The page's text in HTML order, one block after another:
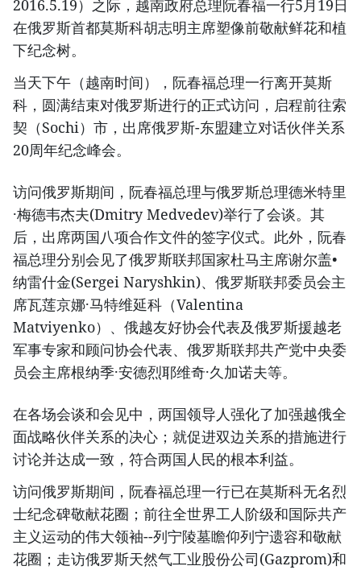
2016.5.19）之际，越南政府总理阮春福一行5月19日
在俄罗斯首都莫斯科胡志明主席塑像前敬献鲜花和植
下纪念树。
当天下午（越南时间），阮春福总理一行离开莫斯
科，圆满结束对俄罗斯进行的正式访问，启程前往索
契（Sochi）市，出席俄罗斯-东盟建立对话伙伴关系
20周年纪念峰会。
访问俄罗斯期间，阮春福总理与俄罗斯总理德米特里
·梅德韦杰夫(Dmitry Medvedev)举行了会谈。其
后，出席两国八项合作文件的签字仪式。此外，阮春
福总理分别会见了俄罗斯联邦国家杜马主席谢尔盖•
纳雷什金(Sergei Naryshkin)、俄罗斯联邦委员会主
席瓦莲京娜·马特维延科（Valentina
Matviyenko）、俄越友好协会代表及俄罗斯援越老
军事专家和顾问协会代表、俄罗斯联邦共产党中央委
员会主席根纳季·安德烈耶维奇·久加诺夫等。
在各场会谈和会见中，两国领导人强化了加强越俄全
面战略伙伴关系的决心；就促进双边关系的措施进行
讨论并达成一致，符合两国人民的根本利益。
访问俄罗斯期间，阮春福总理一行已在莫斯科无名烈
士纪念碑敬献花圈；前往全世界工人阶级和国际共产
主义运动的伟大领袖--列宁陵墓瞻仰列宁遗容和敬献
花圈；走访俄罗斯天然气工业股份公司(Gazprom)和